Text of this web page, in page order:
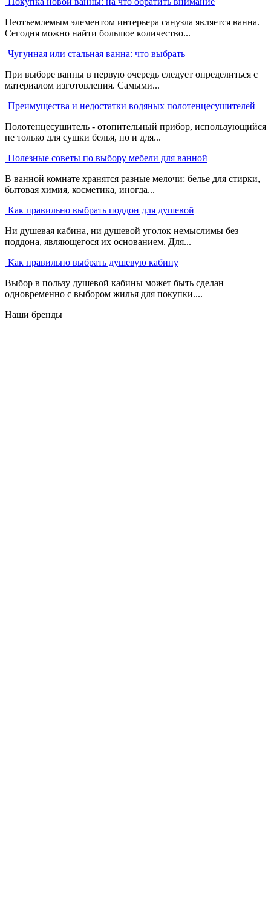
Неотъемлемым элементом интерьера санузла является ванна.
Сегодня можно найти большое количество...
Чугунная или стальная ванна: что выбрать
При выборе ванны в первую очередь следует определиться с
материалом изготовления. Самыми...
Преимущества и недостатки водяных полотенцесушителей
Полотенцесушитель - отопительный прибор, использующийся
не только для сушки белья, но и для...
Полезные советы по выбору мебели для ванной
В ванной комнате хранятся разные мелочи: белье для стирки,
бытовая химия, косметика, иногда...
Как правильно выбрать поддон для душевой
Ни душевая кабина, ни душевой уголок немыслимы без
поддона, являющегося их основанием. Для...
Как правильно выбрать душевую кабину
Выбор в пользу душевой кабины может быть сделан
одновременно с выбором жилья для покупки....
Наши бренды